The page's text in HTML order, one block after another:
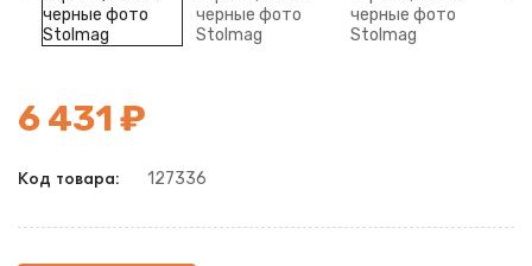
6 431 ₽
Код товара: 127336